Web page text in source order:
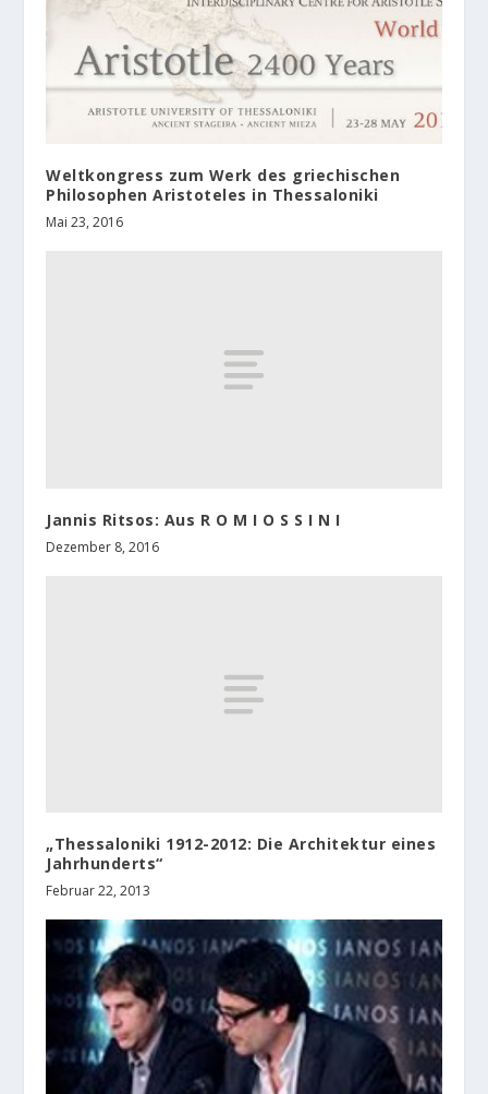
Weltkongress zum Werk des griechischen
Philosophen Aristoteles in Thessaloniki
Mai 23, 2016
Jannis Ritsos: Aus R O M I O S S I N I
Dezember 8, 2016
„Thessaloniki 1912-2012: Die Architektur eines
Jahrhunderts“
Februar 22, 2013